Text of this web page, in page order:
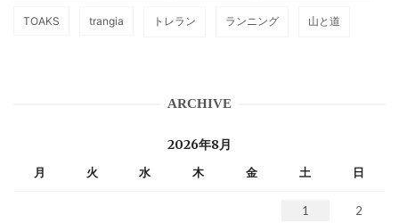
TOAKS trangia トレラン ランニング 山と道
ARCHIVE
2026年8月
月 火 水 木 金 土 日
1 2